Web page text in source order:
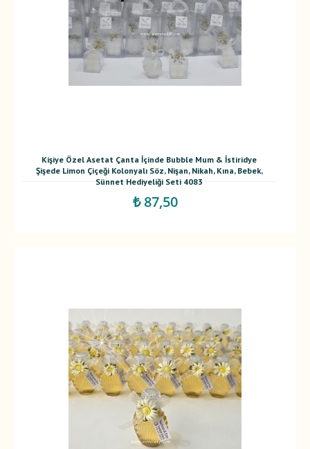
Kişiye Özel Asetat Çanta İçinde Bubble Mum & İstiridye
Şişede Limon Çiçeği Kolonyalı Söz, Nişan, Nikah, Kına, Bebek,
Sünnet Hediyeliği Seti 4083
₺ 87,50